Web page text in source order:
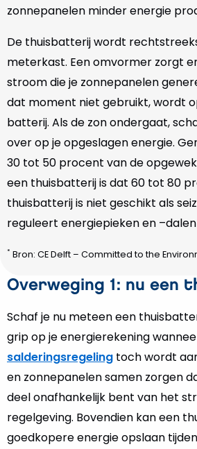
zonnepanelen minder energie
De thuisbatterij wordt
meterkast. Een omvormer zorgt
stroom die je zonnepanelen
dat moment niet gebruikt, wordt
batterij. Als de zon ondergaat,
over op je opgeslagen energie.
30 tot 50 procent van de
een thuisbatterij is dat 60 tot 80
thuisbatterij is niet geschikt als
reguleert energiepieken en
* Bron: CE Delft – Committed to the
Overweging 1: nu een
Schaf je nu meteen een
grip op je energierekening
salderingsregeling toch wordt
en zonnepanelen samen zorgen
deel onafhankelijk bent van het
regelgeving. Bovendien kan een
goedkopere energie opslaan